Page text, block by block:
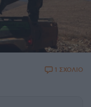
1 ΣΧΟΛΙΟ